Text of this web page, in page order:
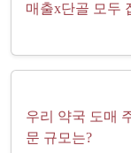
매출x단골 모두
우리 약국 도매
문 규모는?